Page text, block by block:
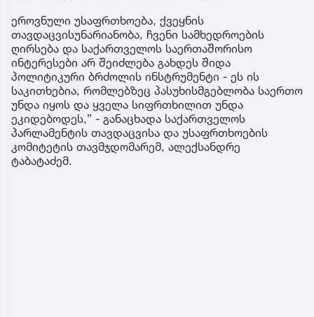
ეროვნული უსაფრთხოება, ქვეყნის
თავდაცვისუნარიანობა, ჩვენი სამხედროების
ღირსება და საქართველოს საერთაშორისო
ინტერესები არ შეიძლება გახდეს შიდა
პოლიტიკური ბრძოლის ინსტრუმენტი - ეს ის
საკითხებია, რომლებზეც პასუხისმგებლობა საერთო
უნდა იყოს და ყველა სიფრთხილით უნდა
ეკიდებოდეს,” - განაცხადა საქართველოს
პარლამენტის თავდაცვისა და უსაფრთხოების
კომიტეტის თავმჯდომარემ, ალექსანდრე
ტაბატაძემ.